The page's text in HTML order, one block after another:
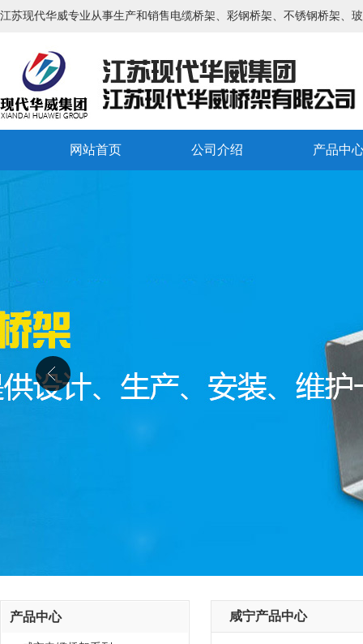
江苏现代华威专业从事生产和销售电缆桥架、彩钢桥架、不锈钢桥架、
网站首页 公司介绍 产品中
产品中心 咸宁产品中心